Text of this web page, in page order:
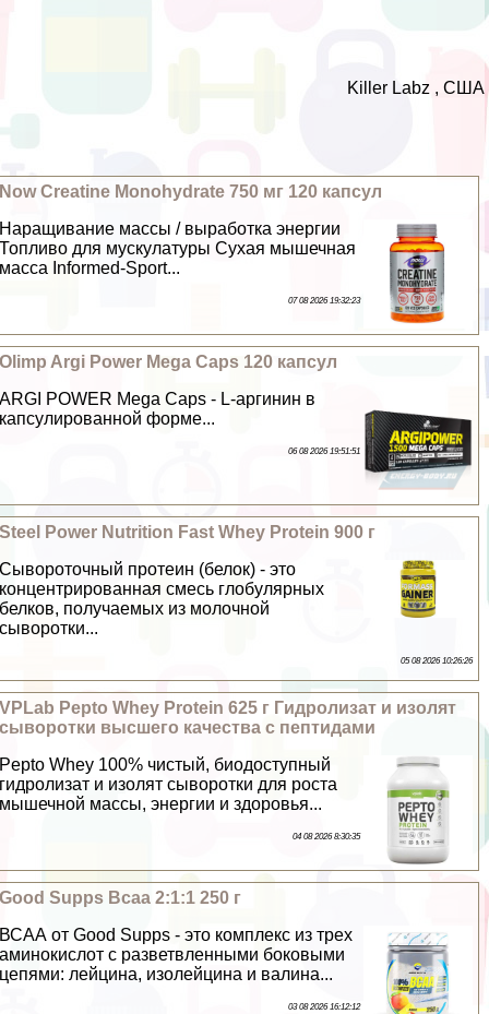
Killer Labz , США
Now Creatine Monohydrate 750 мг 120 капсул
Наращивание массы / выработка энергии
Топливо для мускулатуры Сухая мышечная
масса Informed-Sport...
07 08 2026 19:32:23
Olimp Argi Power Mega Caps 120 капсул
ARGI POWER Mega Caps - L-аргинин в
капсулированной форме...
06 08 2026 19:51:51
Steel Power Nutrition Fast Whey Protein 900 г
Сывороточный протеин (белок) - это
концентрированная смесь глобулярных
белков, получаемых из молочной
сыворотки...
05 08 2026 10:26:26
VPLab Pepto Whey Protein 625 г Гидролизат и изолят
сыворотки высшего качества с пептидами
Pepto Whey 100% чистый, биодоступный
гидролизат и изолят сыворотки для роста
мышечной массы, энергии и здоровья...
04 08 2026 8:30:35
Good Supps Bcaa 2:1:1 250 г
ВСАА от Good Supps - это комплекс из трех
аминокислот с разветвленными боковыми
цепями: лейцина, изолейцина и валина...
03 08 2026 16:12:12